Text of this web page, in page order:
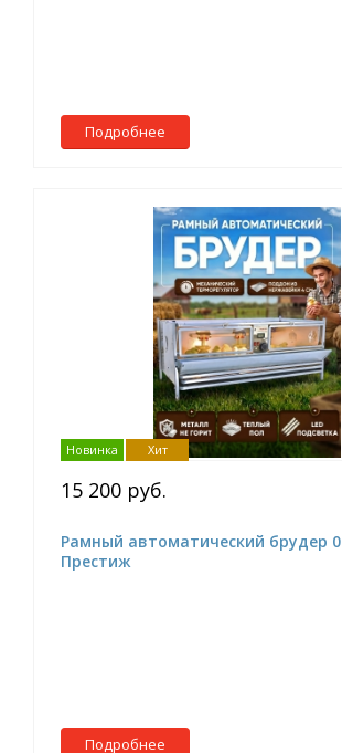
Подробнее
Новинка Хит
15 200 руб.
Рамный автоматический брудер
Престиж
Подробнее